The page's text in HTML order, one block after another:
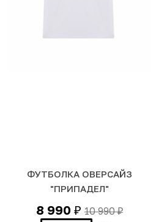
ФУТБОЛКА ОВЕРСАЙЗ
"ПРИПАДЕЛ"
8 990 ₽ 10 990₽